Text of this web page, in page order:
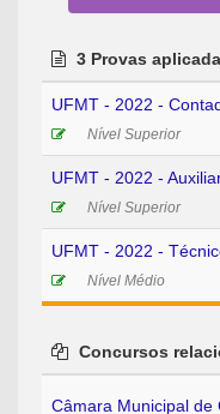
3 Provas
UFMT - 2022 -
Nível Superior
UFMT - 2022 -
Nível Superior
UFMT - 2022 -
Nível Médio
Concursos
Câmara Municipal de